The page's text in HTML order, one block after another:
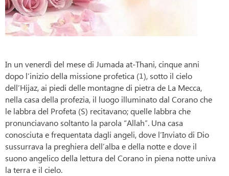
In un venerdì del mese di Jumada at-Thani, cinque anni
dopo l’inizio della missione profetica (1), sotto il cielo
dell’Hijaz, ai piedi delle montagne di pietra de La Mecca,
nella casa della profezia, il luogo illuminato dal Corano che
le labbra del Profeta (S) recitavano; quelle labbra che
pronunciavano soltanto la parola “Allah”. Una casa
conosciuta e frequentata dagli angeli, dove l’Inviato di Dio
sussurrava la preghiera dell’alba e della notte e dove il
suono angelico della lettura del Corano in piena notte univa
la terra e il cielo.